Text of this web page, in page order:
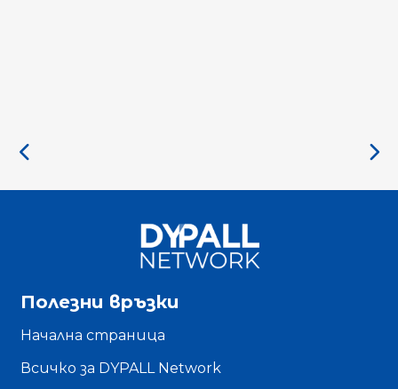
Полезни връзки
Начална страница
Всичко за DYPALL Network